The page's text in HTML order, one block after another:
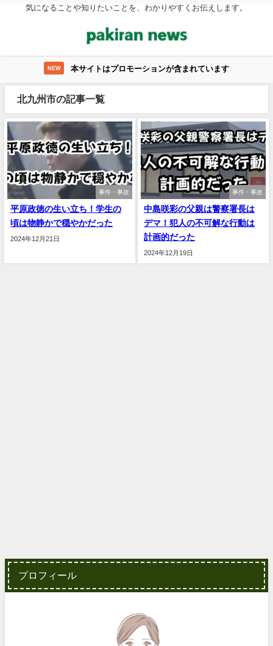
気になることや知りたいことを、わかりやすくお伝えします。
NEW 本サイトはプロモーションが含まれています
北九州市の記事一覧
事件・事故
平原政徳の生い立ち！学生の
頃は物静かで穏やかだった
2024年12月21日
事件・事故
中島咲彩の父親は警察署長は
デマ！犯人の不可解な行動は
計画的だった
2024年12月19日
プロフィール